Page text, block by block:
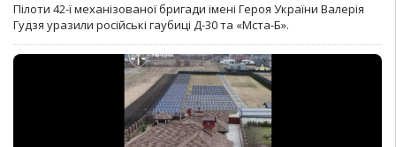
Пілоти 42-ї механізованої бригади імені Героя України Валерія
Гудзя уразили російські гаубиці Д-30 та «Мста-Б».